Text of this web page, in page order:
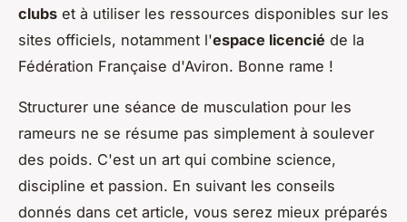
clubs et à utiliser les ressources disponibles sur les
sites officiels, notamment l'espace licencié de la
Fédération Française d'Aviron. Bonne rame !
Structurer une séance de musculation pour les
rameurs ne se résume pas simplement à soulever
des poids. C'est un art qui combine science,
discipline et passion. En suivant les conseils
donnés dans cet article, vous serez mieux préparés